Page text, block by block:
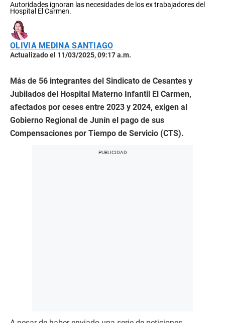
Autoridades ignoran las necesidades de los ex trabajadores del
Hospital El Carmen.
OLIVIA MEDINA SANTIAGO
Actualizado el 11/03/2025, 09:17 a.m.
Más de 56 integrantes del Sindicato de Cesantes y
Jubilados del Hospital Materno Infantil El Carmen,
afectados por ceses entre 2023 y 2024, exigen al
Gobierno Regional de Junín el pago de sus
Compensaciones por Tiempo de Servicio (CTS).